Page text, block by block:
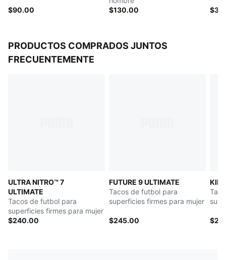
$90.00
$130.00
PRODUCTOS COMPRADOS JUNTOS
FRECUENTEMENTE
ULTRA NITRO™ 7
ULTIMATE
Tacos de futbol para
superficies firmes para mujer
$240.00
FUTURE 9 ULTIMATE
Tacos de futbol para
superficies firmes para mujer
$245.00